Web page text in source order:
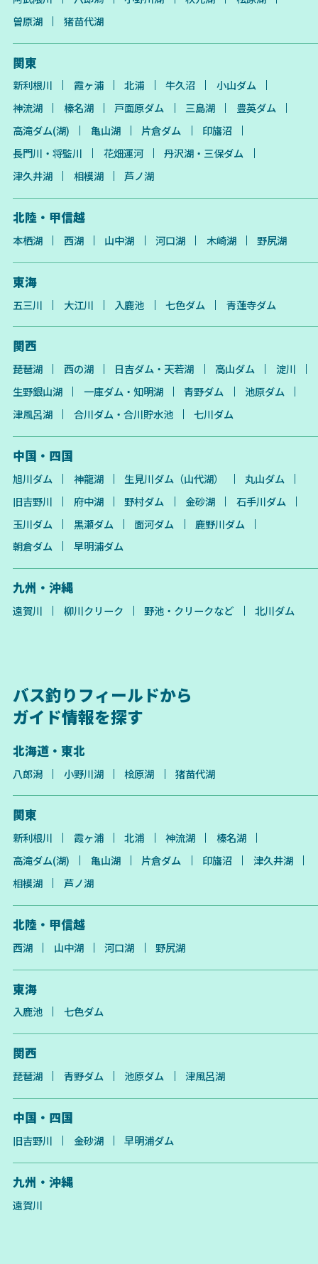
曽原湖
猪苗代湖
関東
新利根川 霞ヶ浦 北浦 牛久沼
小山ダム
神流湖
榛名湖 戸面原ダム 三島湖
豊英ダム
高滝ダム(湖)
亀山湖 片倉ダム
印旛沼
長門川・将監川
花畑運河
丹沢湖・三保ダム
津久井湖
相模湖 芦ノ湖
北陸・甲信越
本栖湖 西湖 山中湖 河口湖 木崎湖 野尻湖
東海
五三川 大江川 入鹿池 七色ダム 青蓮寺ダム
関西
琵琶湖 西の湖 日吉ダム・天若湖 高山ダム
淀川
生野銀山湖
一庫ダム・知明湖 青野ダム
池原ダム
津風呂湖
合川ダム・合川貯水池 七川ダム
中国・四国
旭川ダム 神龍湖 生見川ダム（山代湖）
丸山ダム
旧吉野川
府中湖 野村ダム 金砂湖
石手川ダム
玉川ダム
黒瀬ダム 面河ダム
鹿野川ダム
朝倉ダム
早明浦ダム
九州・沖縄
遠賀川 柳川クリーク 野池・クリークなど 北川ダム
バス釣りフィールドから
ガイド情報を探す
北海道・東北
八郎潟 小野川湖 桧原湖 猪苗代湖
関東
新利根川 霞ヶ浦 北浦 神流湖
榛名湖
高滝ダム(湖)
亀山湖 片倉ダム 印旛沼
津久井湖
相模湖
芦ノ湖
北陸・甲信越
西湖 山中湖 河口湖 野尻湖
東海
入鹿池 七色ダム
関西
琵琶湖 青野ダム 池原ダム 津風呂湖
中国・四国
旧吉野川 金砂湖 早明浦ダム
九州・沖縄
遠賀川